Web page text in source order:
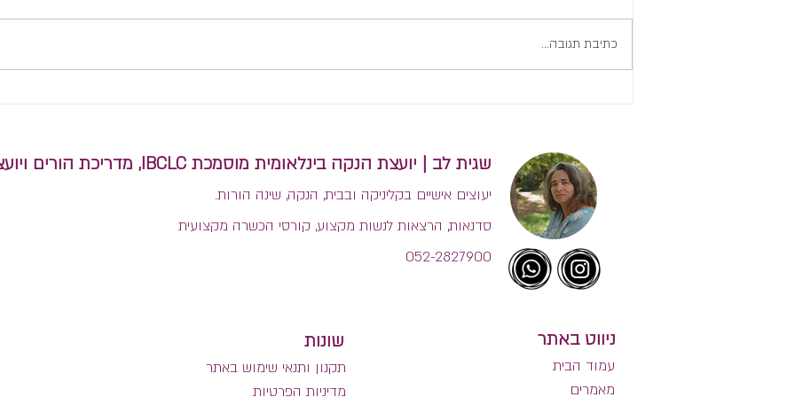
כתיבת תגובה...
שגית לב | יועצת הנקה בינלאומית מוסמכת IBCLC, מדריכת הורים ויועצת שינה בגישה היקשרותית.
יעוצים אישיים בקליניקה ובבית, הנקה, שינה הורות.
סדנאות, הרצאות לנשות מקצוע, קורסי הכשרה מקצועית
052-2827900
שונות
תקנון ותנאי שימוש באתר
מדיניות הפרטיות
ניווט באתר
עמוד הבית
מאמרים